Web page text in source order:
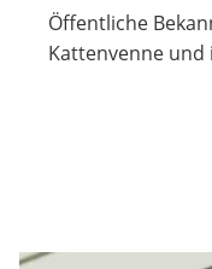
Öffentliche
Kattenvenne